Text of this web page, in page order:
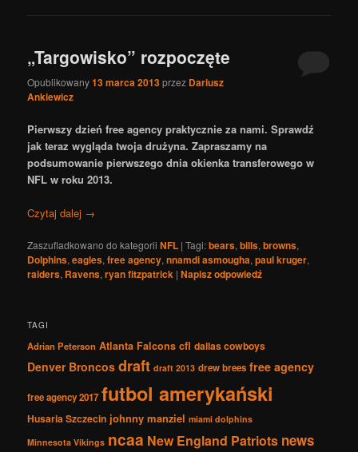
„Targowisko” rozpoczęte
Opublikowany13 marca 2013przez Dariusz
Ankiewicz
Pierwszy dzień free agency praktycznie za nami. Sprawdź
jak teraz wygląda twoja drużyna. Zapraszamy na
podsumowanie pierwszego dnia okienka transferowego w
NFL w roku 2013.
Czytaj dalej →
Zaszufladkowano do kategorii NFL |Tagi:bears,bills,browns,
Dolphins,eagles,free agency,nnamdi asmougha,paul kruger,
raiders, Ravens,ryan fitzpatrick |Napisz odpowiedź
TAGI
Adrian Peterson Atlanta Falcons cfl dallas cowboys
Denver Broncos draft draft 2013 drew brees free agency
free agency 2017 futbol amerykański
Husaria Szczecin johnny manziel miami dolphins
Minnesota Vikings ncaa New England Patriots news